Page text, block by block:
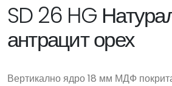
SD 26 HG
антрацит орех
Вертикално ядро 18 мм МДФ